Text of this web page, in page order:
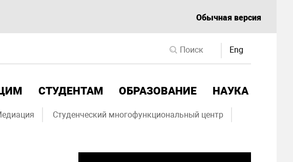
Обычная версия
Eng
СТУДЕНТАМ ОБРАЗОВАНИЕ НАУКА
Студенческий многофункциональный центр